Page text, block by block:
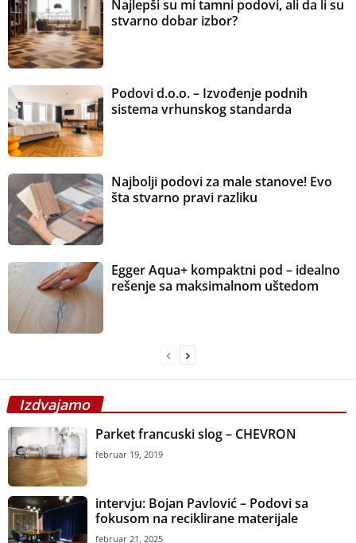
Najlepši su mi tamni podovi, ali da li su
stvarno dobar izbor?
Podovi d.o.o. – Izvođenje podnih
sistema vrhunskog standarda
Najbolji podovi za male stanove! Evo
šta stvarno pravi razliku
Egger Aqua+ kompaktni pod – idealno
rešenje sa maksimalnom uštedom
Izdvajamo
Parket francuski slog – CHEVRON
februar 19, 2019
intervju: Bojan Pavlović – Podovi sa
fokusom na reciklirane materijale
februar 21, 2025